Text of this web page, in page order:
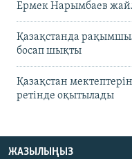
Ермек Нарымбаев
Қазақстанда
босап шықты
Қазақстан
ретінде оқытылады
ЖАЗЫЛЫҢЫЗ